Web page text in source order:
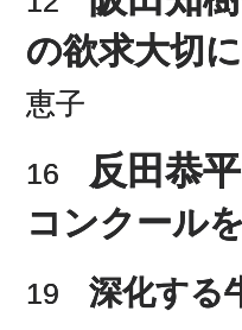
の欲求大切
恵子
16 反田恭平
コンクール
19 深化する